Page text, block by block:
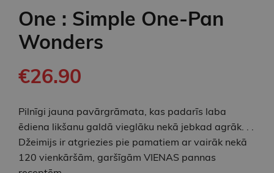
One : Simple One-Pan
Wonders
€26.90
Pilnīgi jauna pavārgrāmata, kas padarīs laba
ēdiena likšanu galdā vieglāku nekā jebkad agrāk. . .
Džeimijs ir atgriezies pie pamatiem ar vairāk nekā
120 vienkāršām, garšīgām VIENAS pannas